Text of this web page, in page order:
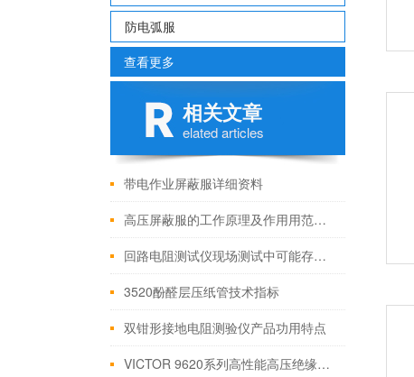
防电弧服
查看更多
相关文章
elated articles
带电作业屏蔽服详细资料
高压屏蔽服的工作原理及作用用范围！
回路电阻测试仪现场测试中可能存在的问题
3520酚醛层压纸管技术指标
双钳形接地电阻测验仪产品功用特点
VICTOR 9620系列高性能高压绝缘电阻测试仪